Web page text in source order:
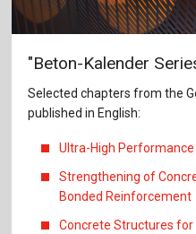
"Beton-Kalender
Selected chapters from the
published in English:
Ultra-High Performance
Strengthening of
Bonded Reinforcement
Concrete Structures for